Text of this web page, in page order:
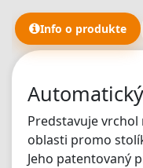
Info o produkte
Predstavuje
oblasti promo
Jeho patentovaný